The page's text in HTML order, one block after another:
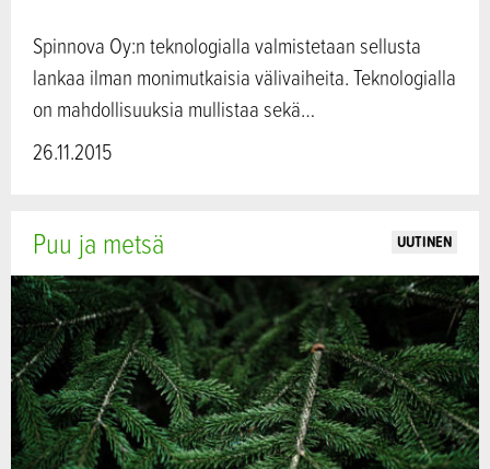
Spinnova Oy:n teknologialla valmistetaan sellusta
lankaa ilman monimutkaisia välivaiheita. Teknologialla
on mahdollisuuksia mullistaa sekä…
26.11.2015
Puu ja metsä UUTINEN